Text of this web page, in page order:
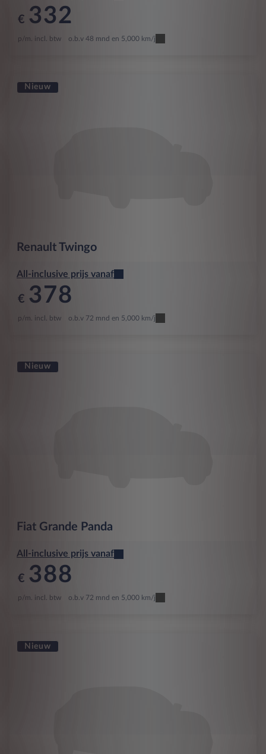
€ 332
p/m. incl. btw o.b.v 48 mnd en 5,000 km/j
Nieuw
Renault Twingo
All-inclusive prijs vanaf
€ 378
p/m. incl. btw o.b.v 72 mnd en 5,000 km/j
Nieuw
Fiat Grande Panda
All-inclusive prijs vanaf
€ 388
p/m. incl. btw o.b.v 72 mnd en 5,000 km/j
Nieuw